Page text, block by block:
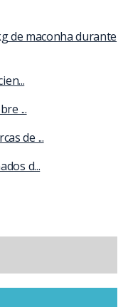
de maconha durante
...
de ...
d...